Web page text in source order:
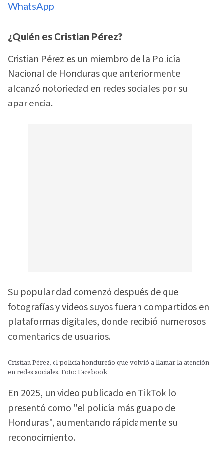
WhatsApp
¿Quién es Cristian Pérez?
Cristian Pérez es un miembro de la Policía
Nacional de Honduras que anteriormente
alcanzó notoriedad en redes sociales por su
apariencia.
Su popularidad comenzó después de que
fotografías y videos suyos fueran compartidos en
plataformas digitales, donde recibió numerosos
comentarios de usuarios.
Cristian Pérez, el policía hondureño que volvió a llamar la atención
en redes sociales. Foto: Facebook
En 2025, un video publicado en TikTok lo
presentó como "el policía más guapo de
Honduras", aumentando rápidamente su
reconocimiento.